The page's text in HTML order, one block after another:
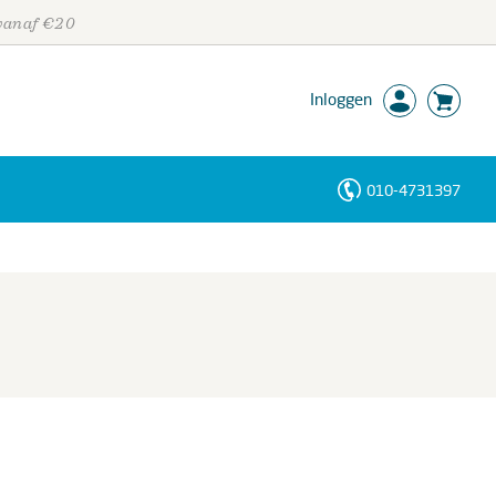
€20
Inloggen
010-4731397
Personen